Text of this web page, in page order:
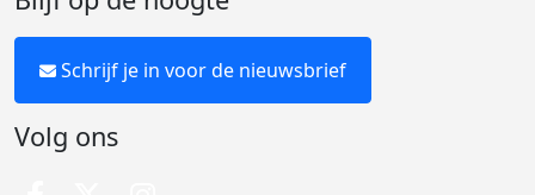
Schrijf je in voor de nieuwsbrief
Volg ons